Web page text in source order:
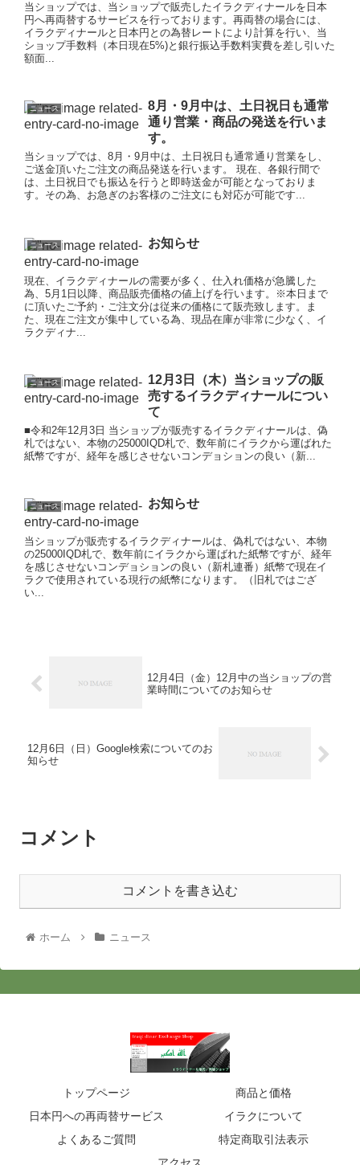
当ショップでは、当ショップで販売したイラクディナールを日本
円へ再両替するサービスを行っております。再両替の場合には、
イラクディナールと日本円との為替レートにより計算を行い、当
ショップ手数料（本日現在5%)と銀行振込手数料実費を差し引いた
額面...
ニュース
8月・9月中は、土日祝日も通常
通り営業・商品の発送を行いま
す。
当ショップでは、8月・9月中は、土日祝日も通常通り営業をし、
ご送金頂いたご注文の商品発送を行います。 現在、各銀行間で
は、土日祝日でも振込を行うと即時送金が可能となっておりま
す。その為、お急ぎのお客様のご注文にも対応が可能です...
ニュース お知らせ
現在、イラクディナールの需要が多く、仕入れ価格が急騰した
為、5月1日以降、商品販売価格の値上げを行います。※本日まで
に頂いたご予約・ご注文分は従来の価格にて販売致します。ま
た、現在ご注文が集中している為、現品在庫が非常に少なく、イ
ラクディナ...
ニュース
12月3日（木）当ショップの販
売するイラクディナールについ
て
■令和2年12月3日 当ショップが販売するイラクディナールは、偽
札ではない、本物の25000IQD札で、数年前にイラクから運ばれた
紙幣ですが、経年を感じさせないコンデョションの良い（新...
ニュース お知らせ
当ショップが販売するイラクディナールは、偽札ではない、本物
の25000IQD札で、数年前にイラクから運ばれた紙幣ですが、経年
を感じさせないコンデョションの良い（新札連番）紙幣で現在イ
ラクで使用されている現行の紙幣になります。（旧札ではござ
い...
12月4日（金）12月中の当ショップの営
業時間についてのお知らせ
12月6日（日）Google検索についてのお
知らせ
コメント
コメントを書き込む
ホーム ニュース
トップページ
商品と価格
日本円への再両替サービス
イラクについて
よくあるご質問
特定商取引法表示